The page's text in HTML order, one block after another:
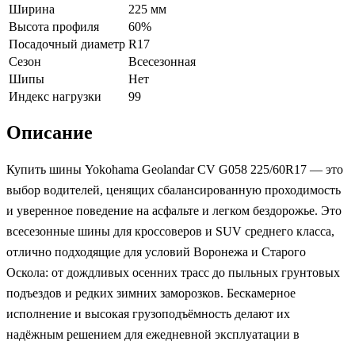
Ширина
225 мм
Высота профиля
60%
Посадочный диаметр R17
Сезон
Всесезонная
Шипы
Нет
Индекс нагрузки
99
Описание
Купить шины Yokohama Geolandar CV G058 225/60R17 — это
выбор водителей, ценящих сбалансированную проходимость
и уверенное поведение на асфальте и легком бездорожье. Это
всесезонные шины для кроссоверов и SUV среднего класса,
отлично подходящие для условий Воронежа и Старого
Оскола: от дождливых осенних трасс до пыльных грунтовых
подъездов и редких зимних заморозков. Бескамерное
исполнение и высокая грузоподъёмность делают их
надёжным решением для ежедневной эксплуатации в